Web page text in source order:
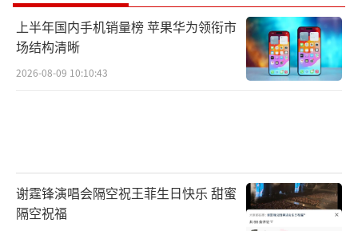
上半年国内手机销量榜 苹果华为领衔市
场结构清晰
2026-08-09 10:10:43
谢霆锋演唱会隔空祝王菲生日快乐 甜蜜
隔空祝福